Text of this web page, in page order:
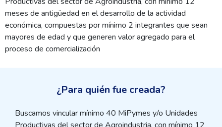
meses de antigüedad en el desarrollo de la actividad
económica, compuestas por mínimo 2 integrantes que sean
mayores de edad y que generen valor agregado para el
proceso de comercialización
¿Para quién fue creada?
Buscamos vincular mínimo 40 MiPymes y/o Unidades